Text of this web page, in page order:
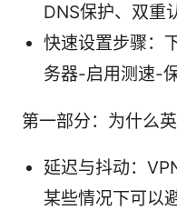
DNS保护、双重
快速设置步骤：
务器-启用测速-
第一部分：为什么
延迟与抖动：
某些情况下可以